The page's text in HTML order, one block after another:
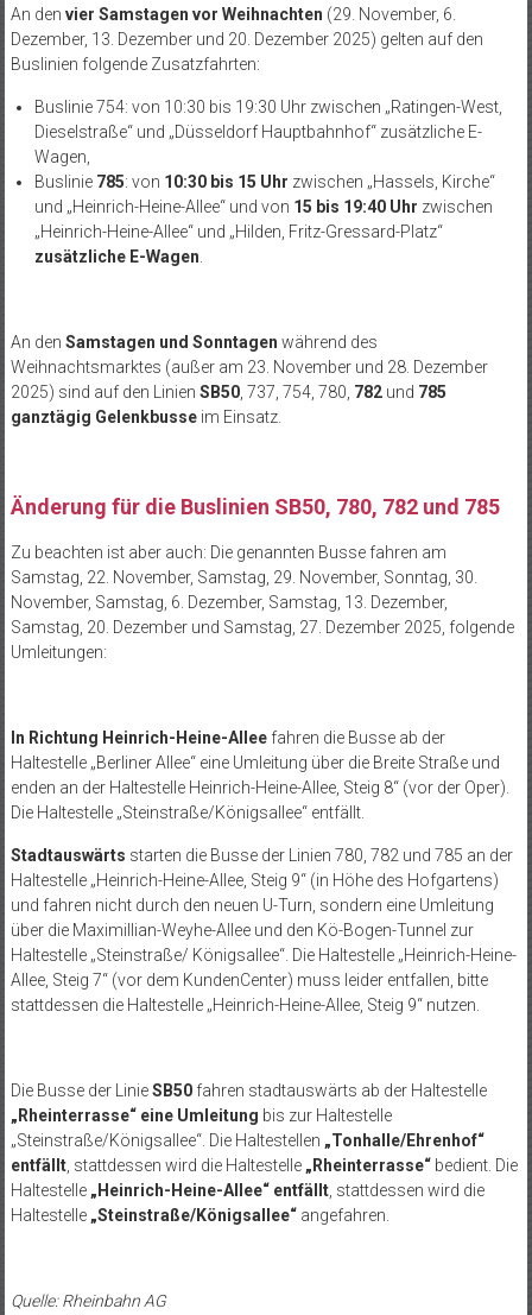
An den vier Samstagen vor Weihnachten (29. November, 6.
Dezember, 13. Dezember und 20. Dezember 2025) gelten auf den
Buslinien folgende Zusatzfahrten:
Buslinie 754: von 10:30 bis 19:30 Uhr zwischen „Ratingen-West,
Dieselstraße“ und „Düsseldorf Hauptbahnhof“ zusätzliche E-
Wagen,
Buslinie 785: von 10:30 bis 15 Uhr zwischen „Hassels, Kirche“
und „Heinrich-Heine-Allee“ und von 15 bis 19:40 Uhr zwischen
„Heinrich-Heine-Allee“ und „Hilden, Fritz-Gressard-Platz“
zusätzliche E-Wagen
An den Samstagen und Sonntagen während des
Weihnachtsmarktes (außer am 23. November und 28. Dezember
2025) sind auf den Linien SB50, 737, 754, 780, 782und 785
ganztägig Gelenkbusseim Einsatz.
Änderung für die Buslinien SB50, 780, 782 und 785
Zu beachten ist aber auch: Die genannten Busse fahren am
Samstag, 22. November, Samstag, 29. November, Sonntag, 30.
November, Samstag, 6. Dezember, Samstag, 13. Dezember,
Samstag, 20. Dezember und Samstag, 27. Dezember 2025, folgende
Umleitungen:
In Richtung Heinrich-Heine-Alleefahren die Busse ab der
Haltestelle „Berliner Allee“ eine Umleitung über die Breite Straße und
enden an der Haltestelle Heinrich-Heine-Allee, Steig 8“ (vor der Oper).
Die Haltestelle „Steinstraße/Königsallee“ entfällt.
Stadtauswärts starten die Busse der Linien 780, 782 und 785 an der
Haltestelle „Heinrich-Heine-Allee, Steig 9“ (in Höhe des Hofgartens)
und fahren nicht durch den neuen U-Turn, sondern eine Umleitung
über die Maximillian-Weyhe-Allee und den Kö-Bogen-Tunnel zur
Haltestelle „Steinstraße/ Königsallee“. Die Haltestelle „Heinrich-Heine-
Allee, Steig 7“ (vor dem KundenCenter) muss leider entfallen, bitte
stattdessen die Haltestelle „Heinrich-Heine-Allee, Steig 9“ nutzen.
Die Busse der LinieSB50fahren stadtauswärts ab der Haltestelle
„Rheinterrasse“ eine Umleitung bis zur Haltestelle
„Steinstraße/Königsallee“. Die Haltestellen „Tonhalle/Ehrenhof“
entfällt, stattdessen wird die Haltestelle „Rheinterrasse“bedient. Die
Haltestelle „Heinrich-Heine-Allee“ entfällt, stattdessen wird die
Haltestelle „Steinstraße/Königsallee“angefahren.
Quelle: Rheinbahn AG